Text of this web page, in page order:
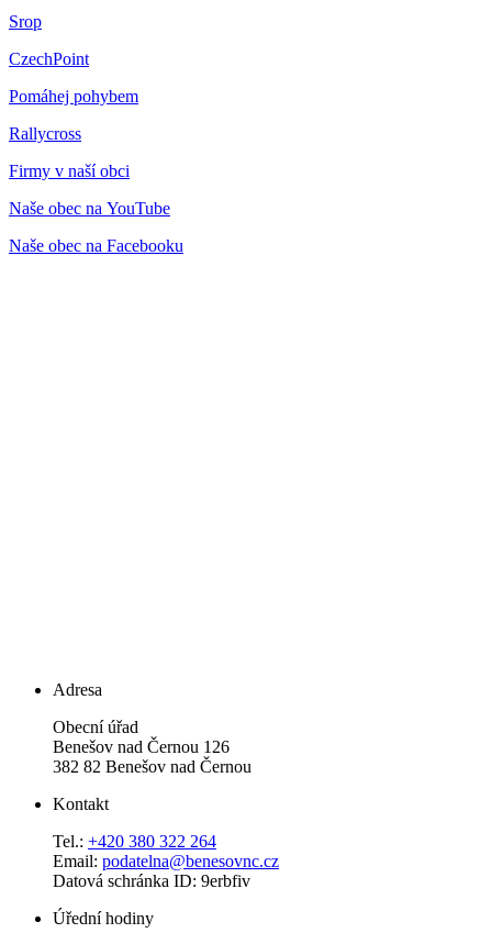
Srop
CzechPoint
Pomáhej pohybem
Rallycross
Firmy v naší obci
Naše obec na YouTube
Naše obec na Facebooku
Adresa
Obecní úřad
Benešov nad Černou 126
382 82 Benešov nad Černou
Kontakt
Tel.: +420 380 322 264
Email: podatelna@benesovnc.cz
Datová schránka ID: 9erbfiv
Úřední hodiny